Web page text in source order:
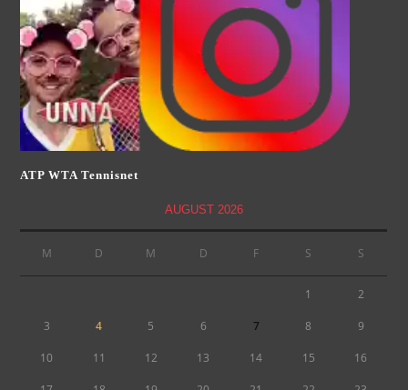
ATP WTA Tennisnet
AUGUST 2026
M D M D F S S
1 2
3 4 5 6 7 8 9
10 11 12 13 14 15 16